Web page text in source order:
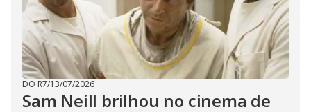
DO R7/13/07/2026
Sam Neill brilhou no cinema de